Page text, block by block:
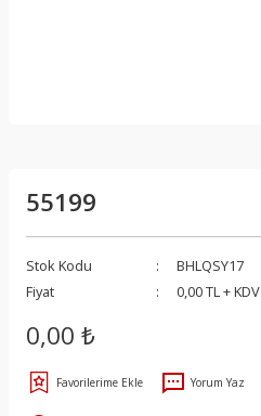
55199
Stok Kodu
BHLQSY17
Fiyat
0,00 TL + KDV
0,00 ₺
Yorum Yaz